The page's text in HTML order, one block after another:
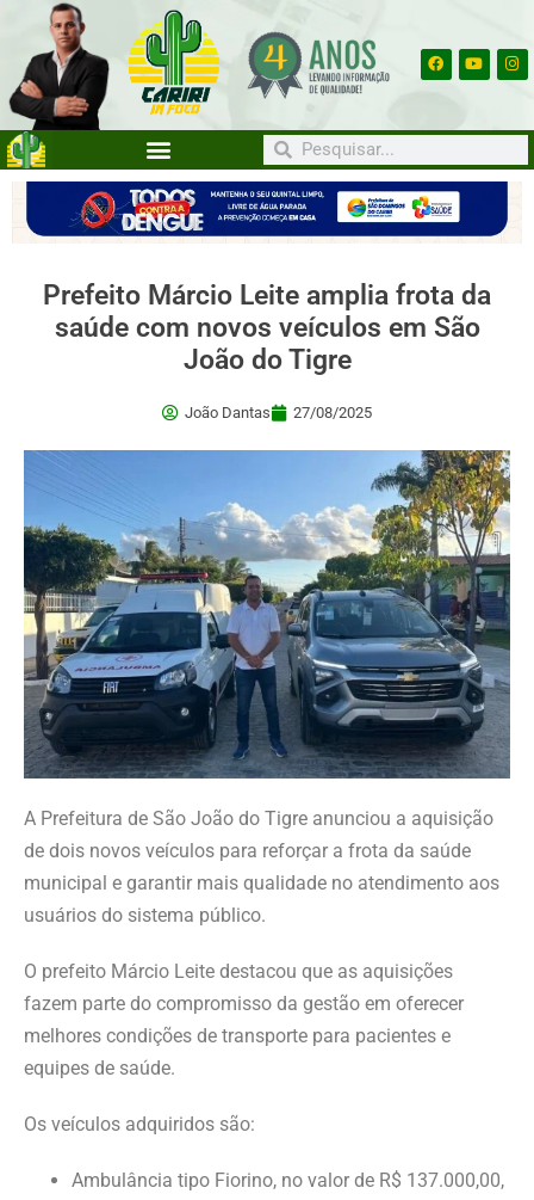
Prefeito Márcio Leite amplia frota da
saúde com novos veículos em São
João do Tigre
João Dantas 27/08/2025
A Prefeitura de São João do Tigre anunciou a aquisição
de dois novos veículos para reforçar a frota da saúde
municipal e garantir mais qualidade no atendimento aos
usuários do sistema público.
O prefeito Márcio Leite destacou que as aquisições
fazem parte do compromisso da gestão em oferecer
melhores condições de transporte para pacientes e
equipes de saúde.
Os veículos adquiridos são:
Ambulância tipo Fiorino, no valor de R$ 137.000,00,